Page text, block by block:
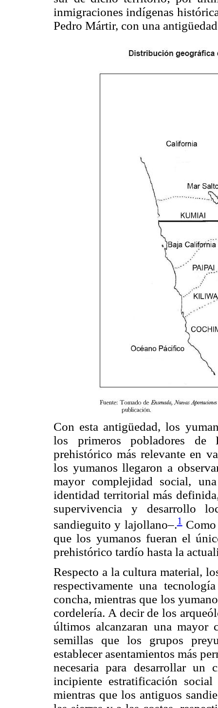
inmigraciones indígenas
Pedro Mártir, con una
Con esta antigüedad, los
los primeros pobladores
prehistórico más relevante en
los yumanos llegaron a
mayor complejidad social,
identidad territorial más
supervivencia y desarrollo
sandieguito y lajollano–.1Como
que los yumanos fueran el
prehistórico tardío hasta la
Respecto a la cultura material,
respectivamente una
concha, mientras que los
cordelería. A decir de los
últimos alcanzaran una mayor
semillas que los grupos
establecer asentamientos más
necesaria para desarrollar
incipiente estratificación
mientras que los antiguos